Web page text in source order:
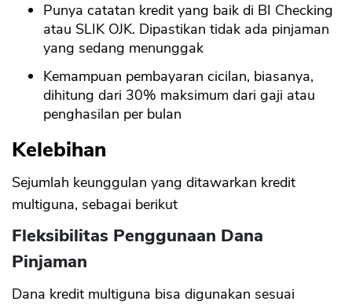
Punya catatan kredit yang baik di BI Checking
atau SLIK OJK. Dipastikan tidak ada pinjaman
yang sedang menunggak
Kemampuan pembayaran cicilan, biasanya,
dihitung dari 30% maksimum dari gaji atau
penghasilan per bulan
Kelebihan
Sejumlah keunggulan yang ditawarkan kredit
multiguna, sebagai berikut
Fleksibilitas Penggunaan Dana
Pinjaman
Dana kredit multiguna bisa digunakan sesuai